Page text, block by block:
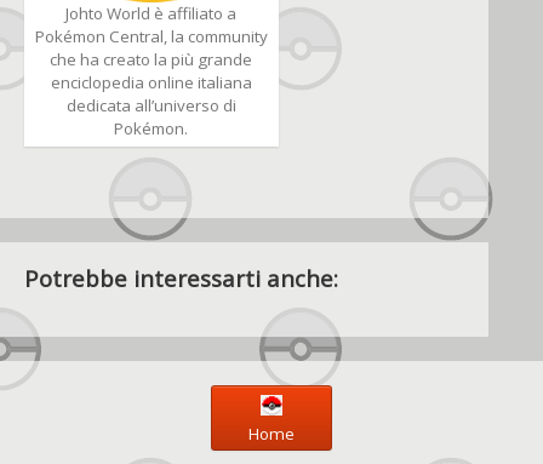
Johto World è affiliato a
Pokémon Central, la community
che ha creato la più grande
enciclopedia online italiana
dedicata all’universo di
Pokémon.
Potrebbe interessarti anche:
Home